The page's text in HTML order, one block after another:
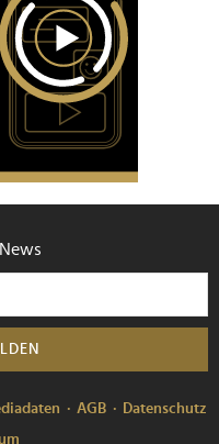
AGB
Datenschutz